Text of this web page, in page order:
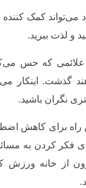
کمک
و لذت ببرید.
علائمی که حس
گذشت. اینکار
نگران باشید.
راه برای کاهش
فکر کردن به
از خانه ورزش